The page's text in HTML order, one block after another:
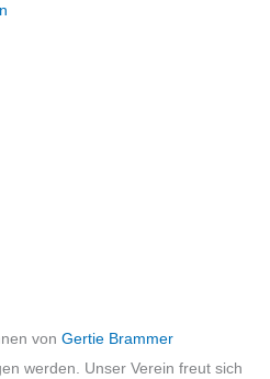
vonGertie Brammer
werden. Unser Verein freut sich